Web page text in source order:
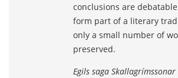
conclusions are
form part of a literary
only a small number of
preserved.
Egils saga Skallagrímssonar